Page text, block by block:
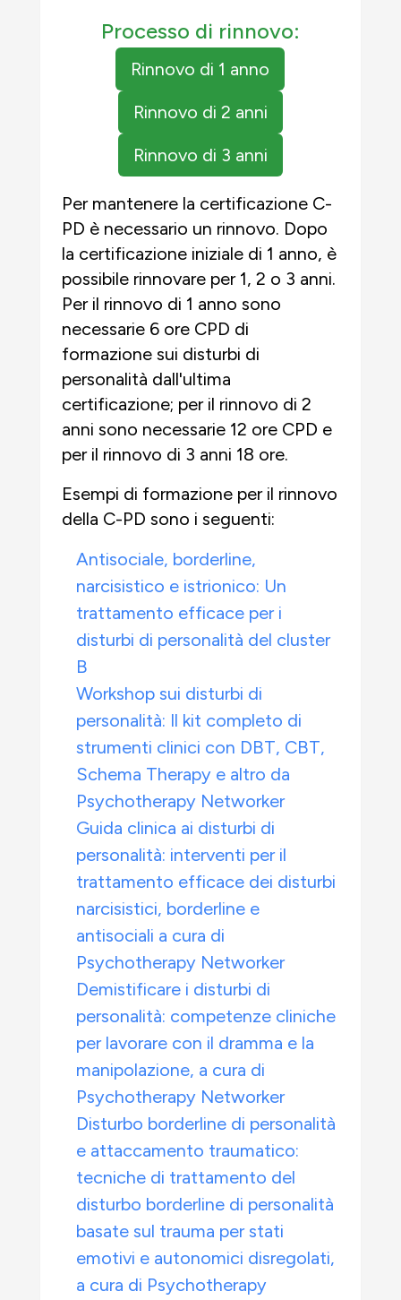
Processo di rinnovo:
Rinnovo di 1 anno
Rinnovo di 2 anni
Rinnovo di 3 anni
Per mantenere la certificazione C-
PD è necessario un rinnovo. Dopo
la certificazione iniziale di 1 anno, è
possibile rinnovare per 1, 2 o 3 anni.
Per il rinnovo di 1 anno sono
necessarie 6 ore CPD di
formazione sui disturbi di
personalità dall'ultima
certificazione; per il rinnovo di 2
anni sono necessarie 12 ore CPD e
per il rinnovo di 3 anni 18 ore.
Esempi di formazione per il rinnovo
della C-PD sono i seguenti:
Antisociale, borderline,
narcisistico e istrionico: Un
trattamento efficace per i
disturbi di personalità del cluster
B
Workshop sui disturbi di
personalità: Il kit completo di
strumenti clinici con DBT, CBT,
Schema Therapy e altro da
Psychotherapy Networker
Guida clinica ai disturbi di
personalità: interventi per il
trattamento efficace dei disturbi
narcisistici, borderline e
antisociali a cura di
Psychotherapy Networker
Demistificare i disturbi di
personalità: competenze cliniche
per lavorare con il dramma e la
manipolazione, a cura di
Psychotherapy Networker
Disturbo borderline di personalità
e attaccamento traumatico:
tecniche di trattamento del
disturbo borderline di personalità
basate sul trauma per stati
emotivi e autonomici disregolati,
a cura di Psychotherapy